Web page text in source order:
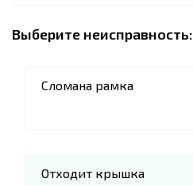
Выберите неисправность:
Сломана рамка
Отходит крышка